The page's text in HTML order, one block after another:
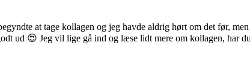
at tage kollagen og jeg havde aldrig hørt om det før,
ud 😍 Jeg vil lige gå ind og læse lidt mere om kollagen, har